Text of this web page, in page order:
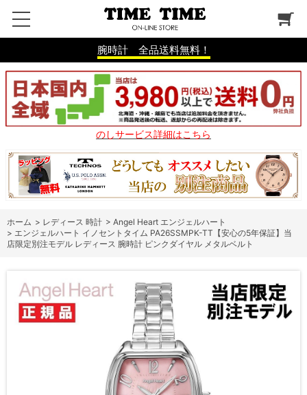
腕時計 全品送料無料！
のしサービス詳細はこちら
ホーム > レディース 時計 > Angel Heart エンジェルハート
> エンジェルハート イノセントタイム PA26SSMPK-TT【安心の5年保証】当
店限定別注モデル レディース 腕時計 ピンクダイヤル メタルベルト